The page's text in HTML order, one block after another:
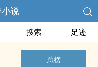
说
搜索 足迹
总榜